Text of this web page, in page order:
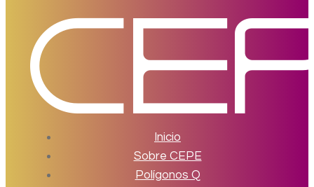
Inicio
Sobre CEPE
Polígonos Q